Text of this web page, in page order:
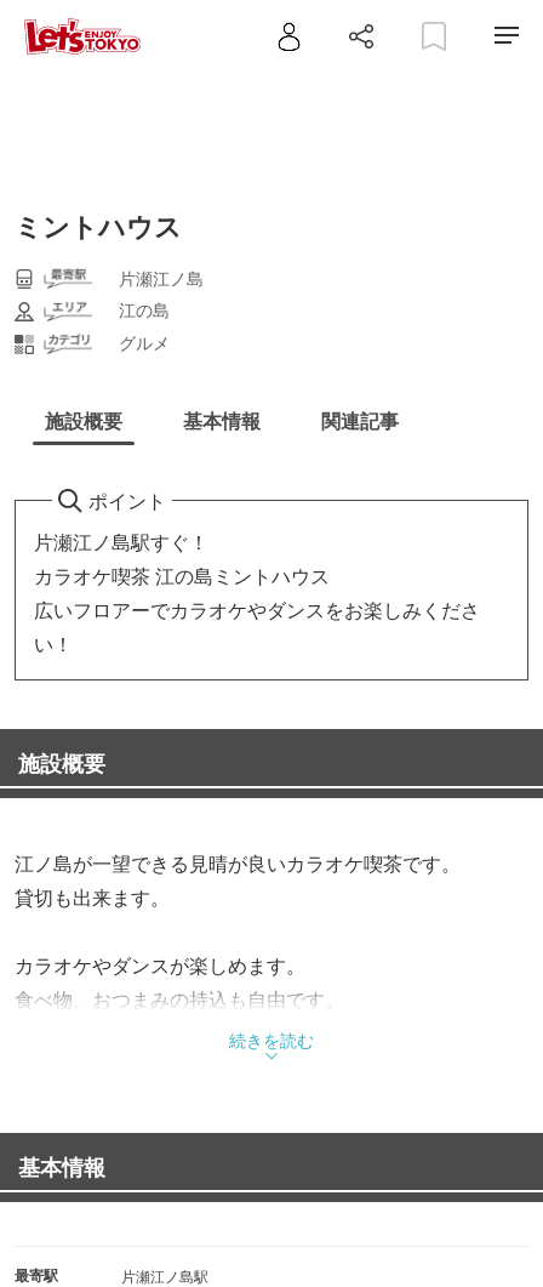
ミントハウス
片瀬江ノ島
江の島
グルメ
施設概要 基本情報 関連記事
ポイント
片瀬江ノ島駅すぐ！
カラオケ喫茶 江の島ミントハウス
広いフロアーでカラオケやダンスをお楽しみくださ
い！
施設概要
江ノ島が一望できる見晴が良いカラオケ喫茶です。
貸切も出来ます。
カラオケやダンスが楽しめます。
食べ物、おつまみの持込も自由です。
「もっと広い場所で歌いたい。ダンスも踊りたい。ステー
ジで歌いたい。友達グループでわいわいやりたい。カラオ
そんな思いをお持ちの方にはピッタリのカラオケ喫茶で
す。
す。
続きを読む
基本情報
最寄駅 片瀬江ノ島駅